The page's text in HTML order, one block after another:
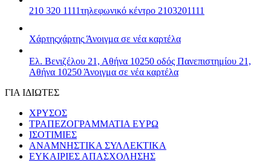
210 320 1111τηλεφωνικό κέντρο 2103201111
Χάρτηςχάρτης Άνοιγμα σε νέα καρτέλα
Ελ. Βενιζέλου 21, Αθήνα 10250 οδός Πανεπιστημίου 21,
Αθήνα 10250 Άνοιγμα σε νέα καρτέλα
ΓΙΑ ΙΔΙΩΤΕΣ
ΧΡΥΣΟΣ
ΤΡΑΠΕΖΟΓΡΑΜΜΑΤΙΑ ΕΥΡΩ
ΙΣΟΤΙΜΙΕΣ
ΑΝΑΜΝΗΣΤΙΚΑ ΣΥΛΛΕΚΤΙΚΑ
ΕΥΚΑΙΡΙΕΣ ΑΠΑΣΧΟΛΗΣΗΣ